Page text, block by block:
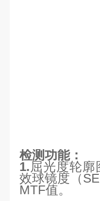
检测功能：
1.屈光度轮廓
效球镜度（
MTF值。